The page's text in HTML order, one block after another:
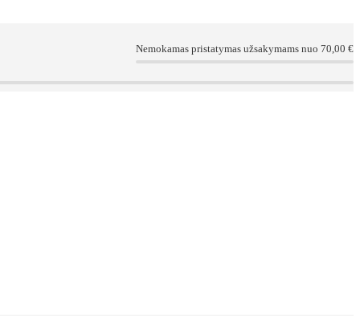
Nemokamas pristatymas užsakymams nuo 70,00 €